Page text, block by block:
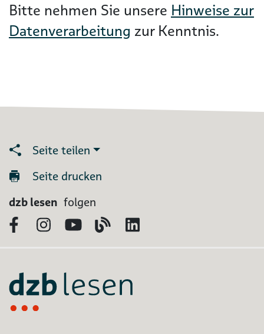
Bitte nehmen Sie unsere Hinweise zur
Datenverarbeitung zur Kenntnis.
Seite teilen
Seite drucken
dzb lesen folgen
FacebookInstagram
YouTubeBlog